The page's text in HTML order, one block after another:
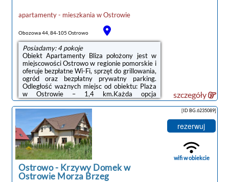
apartamenty - mieszkania wOstrowie
Obozowa 44, 84-105 Ostrowo
Posiadamy: 4 pokoje
Obiekt Apartamenty Bliza położony jest w
miejscowości Ostrowo w regionie pomorskie i
oferuje bezpłatne Wi-Fi, sprzęt do grillowania,
ogród oraz bezpłatny prywatny parking.
Odległość ważnych miejsc od obiektu: Plaża
w Ostrowie – 1,4 km.Każda opcja
zakwaterowania ma taras i wyposażona jest
w telewizor z płaskim ekranem. We
wszystkich opcjach znajduje się aneks
kuchenny z pełnym wyposażeniem, w tym
lodówką, jak również część wypoczynkowa z
rozkładaną sofą oraz prywatna łazienka z
prysznicem i bezpłatnym zestawem
kosmetyków. Wyposażenie obejmuje także
mikrofalówkę, ...
szczegóły
Ostrowo- Krzywy Domek w
Ostrowie Morza Brzeg
[ID BG.6235089]
rezerwuj
wifi w obiekcie